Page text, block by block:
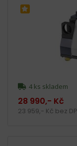
4 ks skladem
28 990,- Kč
23 959,- Kč bez